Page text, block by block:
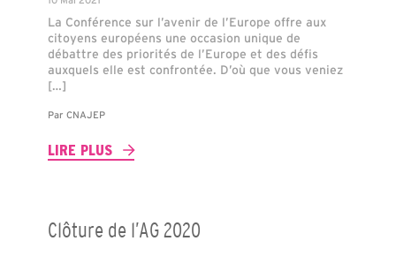
La Conférence sur l’avenir de l’Europe offre aux
citoyens européens une occasion unique de
débattre des priorités de l’Europe et des défis
auxquels elle est confrontée. D’où que vous veniez
[…]
Par CNAJEP
LIRE PLUS
Clôture de l’AG 2020